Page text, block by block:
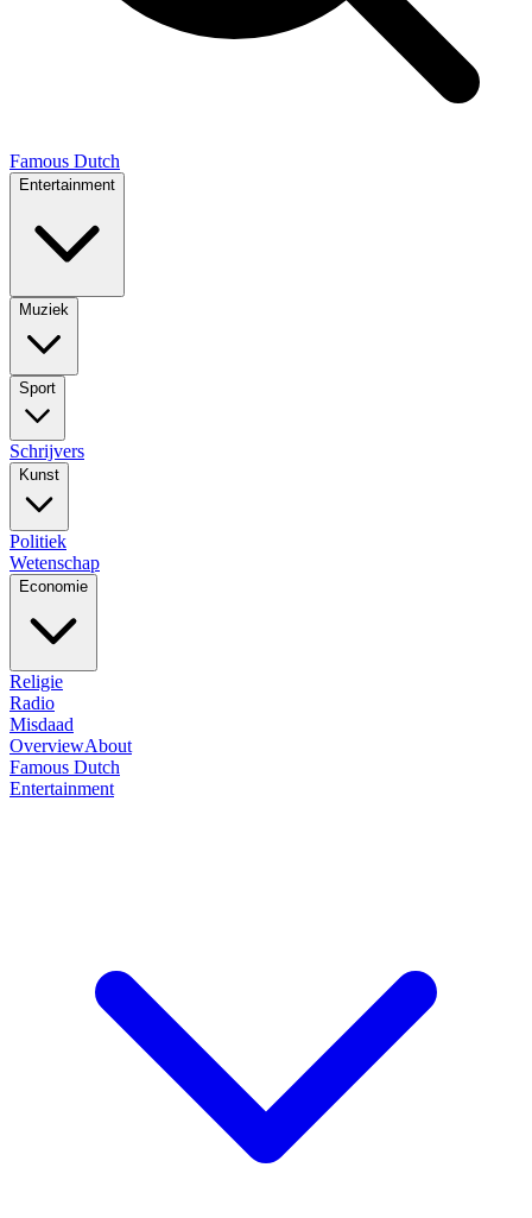
Famous Dutch
Entertainment
Muziek
Sport
Schrijvers
Kunst
Politiek
Wetenschap
Economie
Religie
Radio
Misdaad
OverviewAbout
Famous Dutch
Entertainment